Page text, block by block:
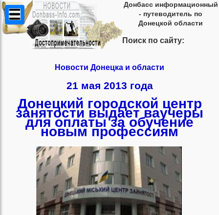
Донбасс информационный
- путеводитель по
Донецкой области
Поиск по сайту:
Новости Донецка и области
21 мая 2013 года
Донецкий городской центр
занятости выдает ваучеры
для оплаты за обучение
новым профессиям